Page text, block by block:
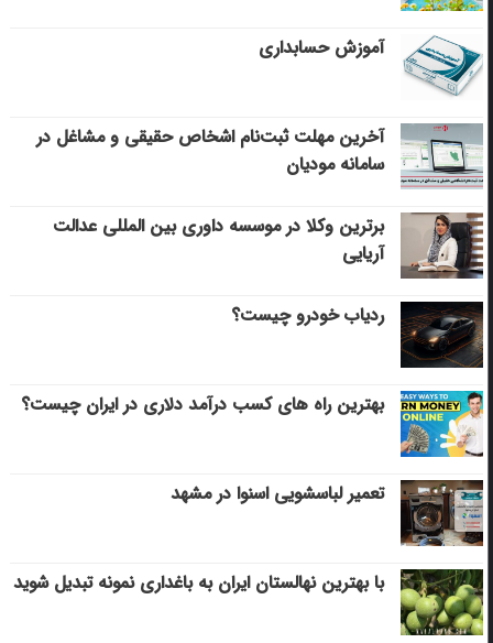
آموزش حسابداری
آخرین مهلت ثبت‌نام اشخاص حقیقی و مشاغل در
سامانه مودیان
برترین وکلا در موسسه داوری بین المللی عدالت
آریایی
ردیاب خودرو چیست؟
بهترین راه های کسب درآمد دلاری در ایران چیست؟
تعمیر لباسشویی اسنوا در مشهد
با بهترین نهالستان ایران به باغداری نمونه تبدیل شوید